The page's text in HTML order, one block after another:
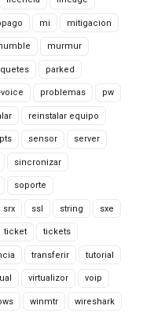
mi mitigacion
murmur
parked
problemas pw
reinstalar equipo
sensor server
sincronizar
soporte
srx ssl string sxe
ticket tickets
transferir tutorial
virtualizor voip
winmtr wireshark